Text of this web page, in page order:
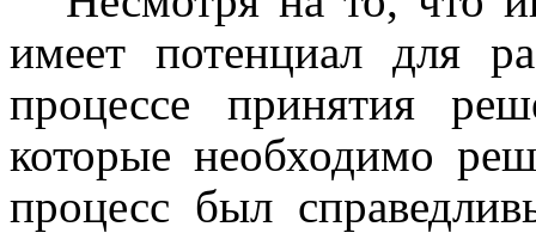
имеет потенциал для
процессе принятия
которые необходимо
процесс был